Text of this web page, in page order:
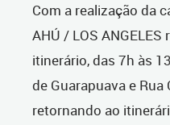
Com a realização da
AHÚ / LOS
itinerário, das 7h às
de Guarapuava e Rua
retornando ao